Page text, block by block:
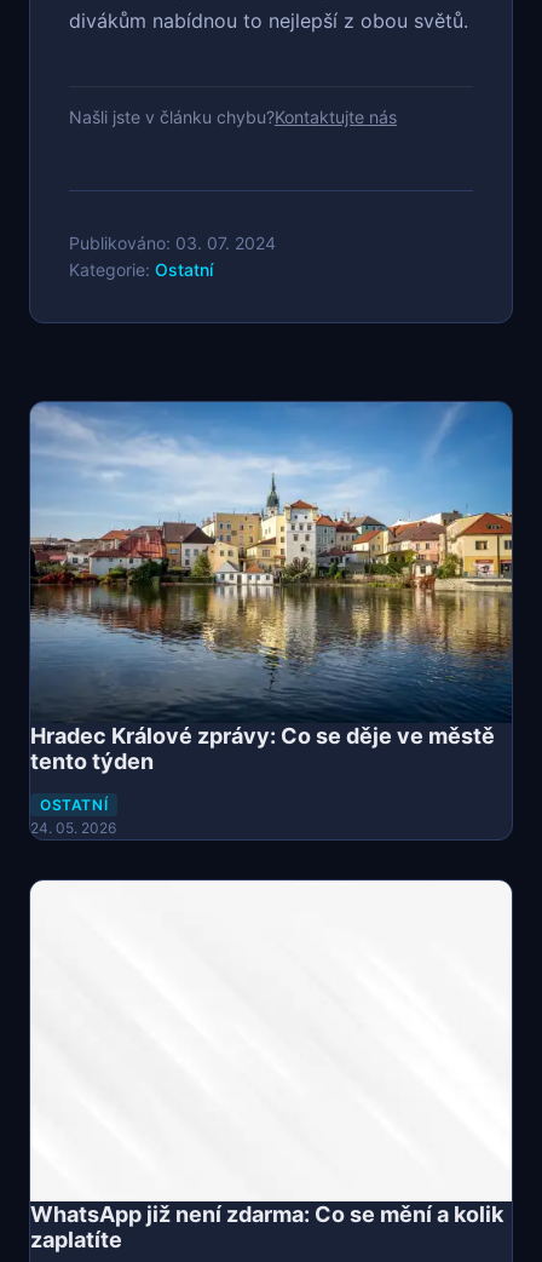
divákům nabídnou to nejlepší z obou světů.
Našli jste v článku chybu?Kontaktujte nás
Publikováno: 03. 07. 2024
Kategorie: Ostatní
Hradec Králové zprávy: Co se děje ve městě
tento týden
OSTATNÍ
24. 05. 2026
WhatsApp již není zdarma: Co se mění a kolik
zaplatíte